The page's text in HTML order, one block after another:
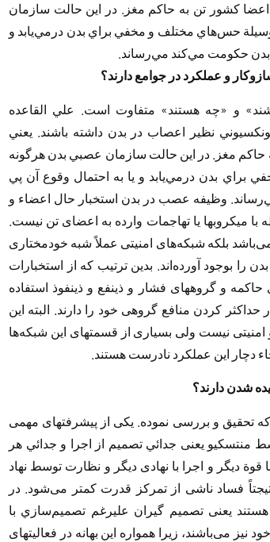
كشور تن به حاكم مغز. در اين حالت سازمان
حس‌هاي مختلف و مخفي براي بدن درمي‌يابد و
بدن حكومت مي‌كند مي‌رساند.
و عملكرد در جوامع دارند؟
و «چه هستند» متفاوت است. علي القاعده
نظير اعصاب در بدن داشته باشند. يعني
مغز. در اين حالت سازمان عصبي بدن هرگونه
بدن درمي‌يابد و يا به احتمال وقوع آن پي
وظیفه عصب در بدن استخبار حال اعضاء و
میکروبها یا تهاجمات وارده به اعضای تن نیست.
بلکه شبکه‌های امنیتی عملاً شبه خودمختاری
بوجود آورده‌اند. بدین ترتیب که از استخبارات
و گروههای فشار و ذینفع و ذینفوذ استفاده
کردن منافع گروهی خود را دارند. البته این
نیست ولی بسیاری از قسمتهای این شبکه‌ها
دچار این عملکرد نادرست هستند.
شدن دارند؟
و بررسی نموده. یکی از پیشرفتهای مهمی
یعنی جدائي تصمیم از اجرا و جدائي هر
قوة دیگر و اجرا با نهادی دیگر و نظارت توسط نهاد
فساد ناشی از تمركز قدرت کمتر می‌شود. در
یعنی تصمیم گیران عليرغم تصميم‌سازي با
می‌باشند، زیرا همواره این بهانه در فعالیتهای